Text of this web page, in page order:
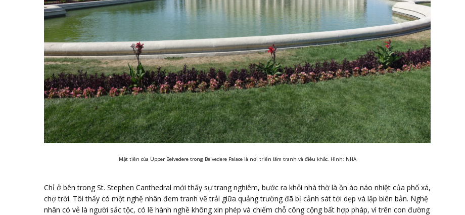
Mặt tiền của Upper Belvedere trong Belvedere Palace là nơi triển lãm tranh và điêu khắc. Hình: NHA
Chỉ ở bên trong St. Stephen Canthedral mới thấy sự trang nghiêm, bước ra khỏi nhà thờ là ồn ào náo nhiệt của phố xá,
chợ trời. Tôi thấy có một nghệ nhân đem tranh vẽ trải giữa quảng trường đã bị cảnh sát tới dẹp và lập biên bản. Nghệ
nhân có vẻ là người sắc tộc, có lẽ hành nghề không xin phép và chiếm chỗ công cộng bất hợp pháp, vì trên con đường